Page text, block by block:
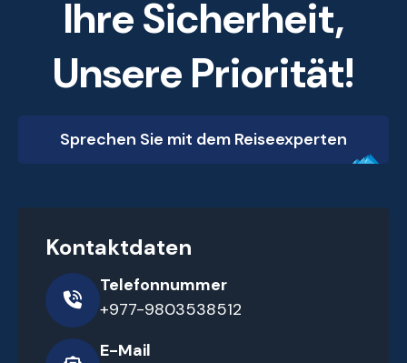
Ihre Sicherheit,
Unsere Priorität!
Sprechen Sie mit dem Reiseexperten
Kontaktdaten
Telefonnummer
+977-9803538512
E-Mail